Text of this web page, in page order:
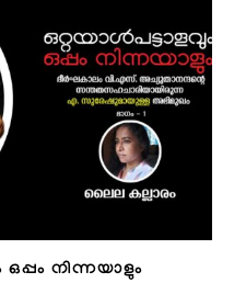
ഒപ്പം നിന്നയാളും